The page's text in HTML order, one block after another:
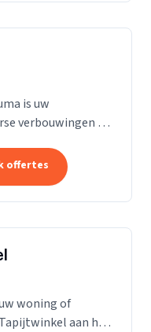
is uw
verbouwingen en
het plaatsen van
offertes
woning of
aan het